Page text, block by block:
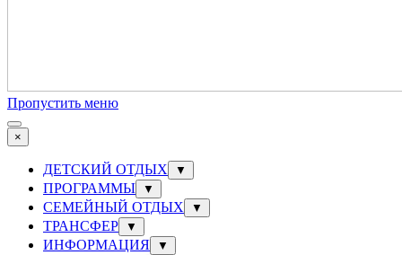
Пропустить меню
×
ДЕТСКИЙ ОТДЫХ ▼
ПРОГРАММЫ ▼
СЕМЕЙНЫЙ ОТДЫХ ▼
ТРАНСФЕР ▼
ИНФОРМАЦИЯ ▼